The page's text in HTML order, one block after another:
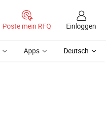
Poste mein RFQ Einloggen
Apps Deutsch